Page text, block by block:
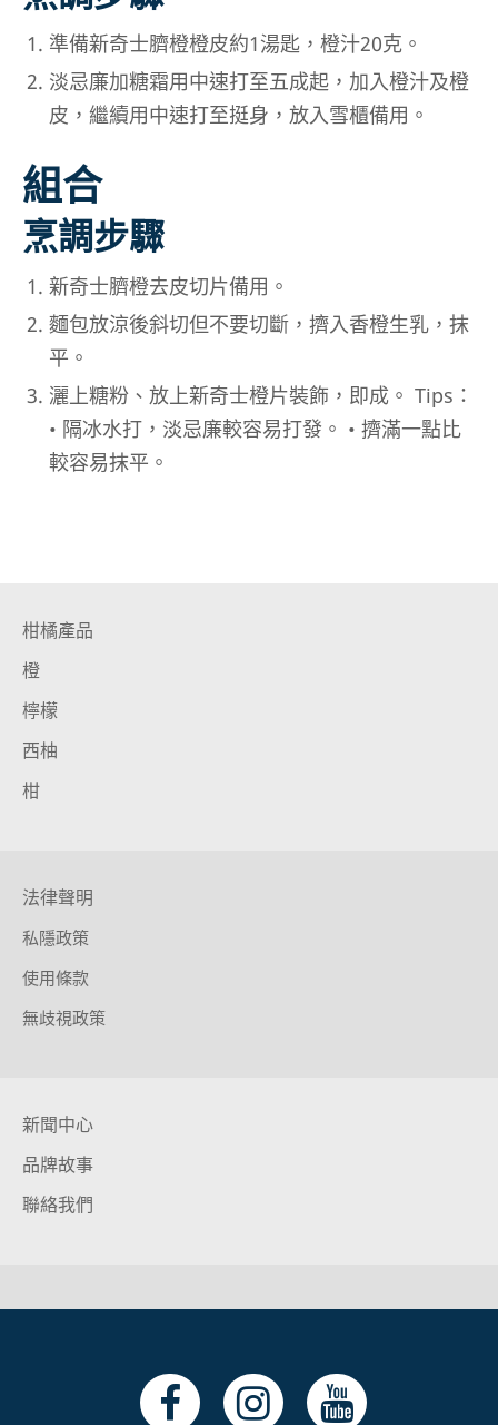
準備新奇士臍橙橙皮約1湯匙，橙汁20克。
淡忌廉加糖霜用中速打至五成起，加入橙汁及橙
皮，繼續用中速打至挺身，放入雪櫃備用。
組合
烹調步驟
新奇士臍橙去皮切片備用。
麵包放涼後斜切但不要切斷，擠入香橙生乳，抹
平。
灑上糖粉、放上新奇士橙片裝飾，即成。 Tips：
• 隔冰水打，淡忌廉較容易打發。 • 擠滿一點比
較容易抹平。
柑橘產品
橙
檸檬
西柚
柑
法律聲明
私隱政策
使用條款
無歧視政策
新聞中心
品牌故事
聯絡我們